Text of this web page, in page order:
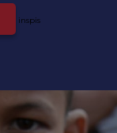
inspis